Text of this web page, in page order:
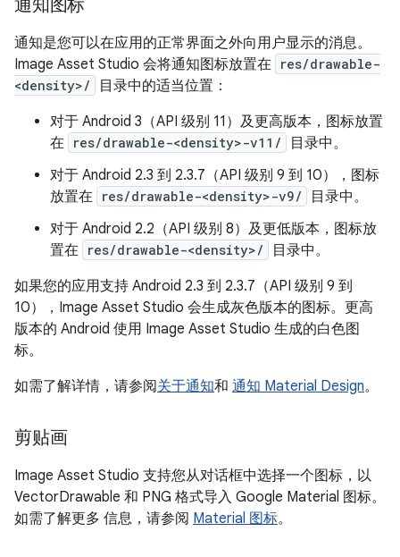
通知图标
通知是您可以在应用的正常界面之外向用户显示的消息。
Image Asset Studio 会将通知图标放置在 res/drawable-
<density>/
目录中的适当位置：
对于 Android 3（API 级别 11）及更高版本，图标放置
在 res/drawable-<density>-v11/
目录中。
对于 Android 2.3 到 2.3.7（API 级别 9 到 10），图标
放置在 res/drawable-<density>-v9/
目录中。
对于 Android 2.2（API 级别 8）及更低版本，图标放
置在 res/drawable-<density>/
目录中。
如果您的应用支持 Android 2.3 到 2.3.7（API 级别 9 到
10），Image Asset Studio 会生成灰色版本的图标。更高
版本的 Android 使用 Image Asset Studio 生成的白色图
标。
如需了解详情，请参阅关于通知和 通知 Material Design。
剪贴画
Image Asset Studio 支持您从对话框中选择一个图标，以
VectorDrawable 和 PNG 格式导入 Google Material 图标。
如需了解更多 信息，请参阅 Material 图标。